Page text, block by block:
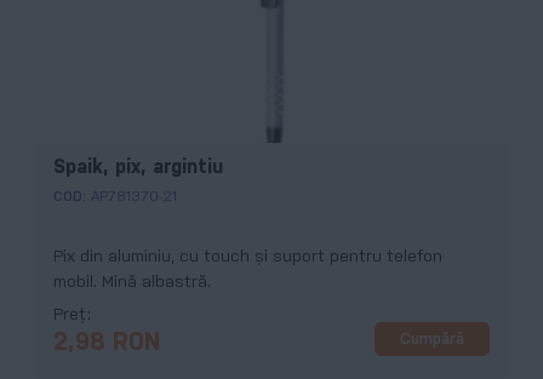
Spaik, pix, argintiu
COD: AP781370-21
Pix din aluminiu, cu touch și suport pentru telefon
mobil. Mină albastră.
Preț
2,98 RON Cumpără